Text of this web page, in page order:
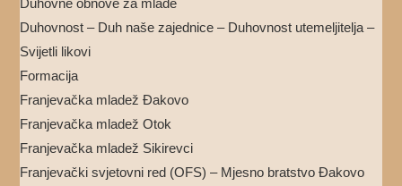
Duhovne obnove za mlade
Duhovnost – Duh naše zajednice – Duhovnost utemeljitelja –
Svijetli likovi
Formacija
Franjevačka mladež Đakovo
Franjevačka mladež Otok
Franjevačka mladež Sikirevci
Franjevački svjetovni red (OFS) – Mjesno bratstvo Đakovo